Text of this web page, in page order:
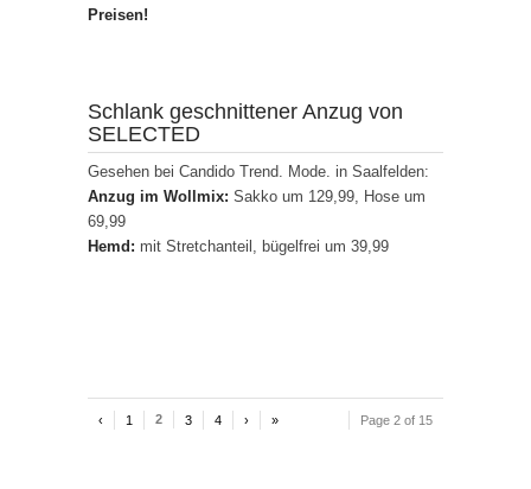
Preisen!
Schlank geschnittener Anzug von
SELECTED
Gesehen bei Candido Trend. Mode. in Saalfelden:
Anzug im Wollmix: Sakko um 129,99, Hose um
69,99
Hemd: mit Stretchanteil, bügelfrei um 39,99
Page 2 of 15
‹ 1 2 3 4 › »